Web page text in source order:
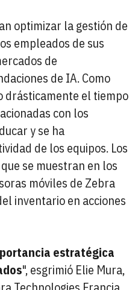
optimizar la gestión de
empleados de sus
de
de IA. Como
drásticamente el tiempo
con los
y se ha
de los equipos. Los
se muestran en los
móviles de Zebra
inventario en acciones
estratégica
", esgrimió Elie Mura,